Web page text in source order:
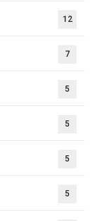
12
7
5
5
5
5